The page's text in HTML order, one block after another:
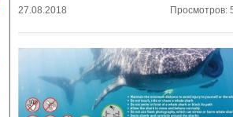
27.08.2018 Просмотров: